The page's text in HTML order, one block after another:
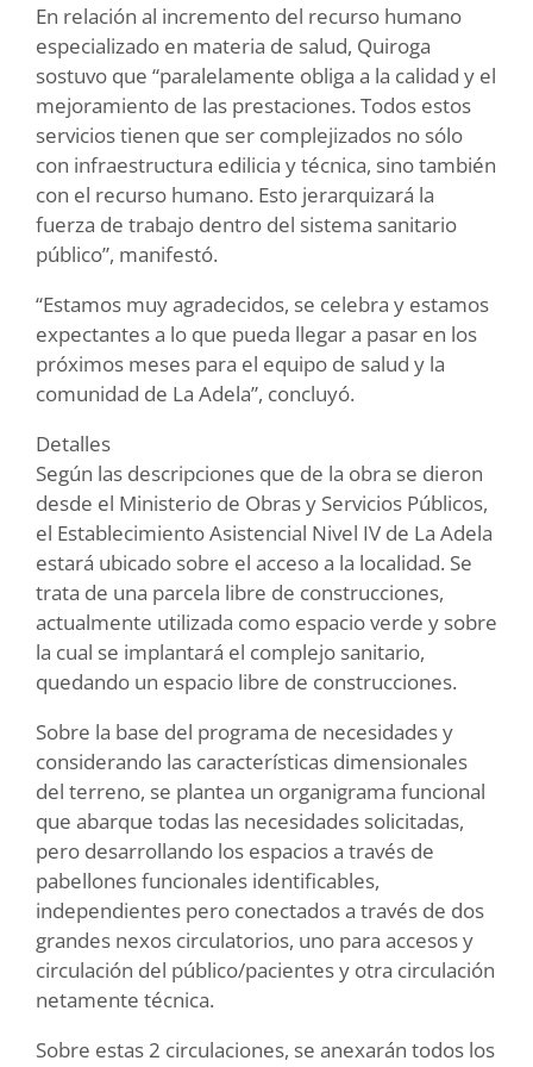
En relación al incremento del recurso humano
especializado en materia de salud, Quiroga
sostuvo que “paralelamente obliga a la calidad y el
mejoramiento de las prestaciones. Todos estos
servicios tienen que ser complejizados no sólo
con infraestructura edilicia y técnica, sino también
con el recurso humano. Esto jerarquizará la
fuerza de trabajo dentro del sistema sanitario
público”, manifestó.
“Estamos muy agradecidos, se celebra y estamos
expectantes a lo que pueda llegar a pasar en los
próximos meses para el equipo de salud y la
comunidad de La Adela”, concluyó.
Detalles
Según las descripciones que de la obra se dieron
desde el Ministerio de Obras y Servicios Públicos,
el Establecimiento Asistencial Nivel IV de La Adela
estará ubicado sobre el acceso a la localidad. Se
trata de una parcela libre de construcciones,
actualmente utilizada como espacio verde y sobre
la cual se implantará el complejo sanitario,
quedando un espacio libre de construcciones.
Sobre la base del programa de necesidades y
considerando las características dimensionales
del terreno, se plantea un organigrama funcional
que abarque todas las necesidades solicitadas,
pero desarrollando los espacios a través de
pabellones funcionales identificables,
independientes pero conectados a través de dos
grandes nexos circulatorios, uno para accesos y
circulación del público/pacientes y otra circulación
netamente técnica.
Sobre estas 2 circulaciones, se anexarán todos los